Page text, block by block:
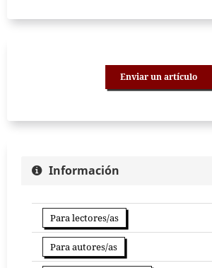
Enviar un artículo
Información
Para lectores/as
Para autores/as